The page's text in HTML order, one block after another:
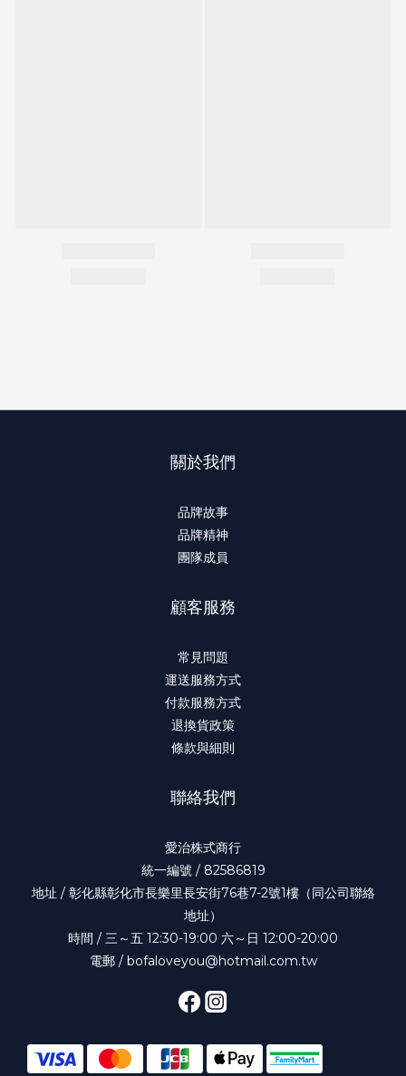
關於我們
品牌故事
品牌精神
團隊成員
顧客服務
常見問題
運送服務方式
付款服務方式
退換貨政策
條款與細則
聯絡我們
愛治株式商行
統一編號 / 82586819
地址 / 彰化縣彰化市長樂里長安街76巷7-2號1樓（同公司聯絡
地址）
時間 / 三～五 12:30-19:00 六～日 12:00-20:00
電郵 / bofaloveyou@hotmail.com.tw